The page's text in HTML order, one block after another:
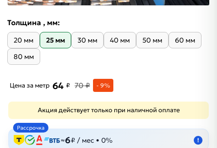
Толщина , мм:
20 мм 25 мм 30 мм 40 мм 50 мм
60 мм
80 мм
Цена за метр 64 ₽ 70 ₽ - 9%
Акция действует только при наличной оплате
Рассрочка
≈6₽ / мес • 0% !